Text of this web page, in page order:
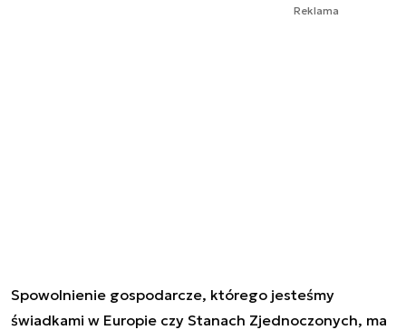
Reklama
Spowolnienie gospodarcze, którego jesteśmy
świadkami w Europie czy Stanach Zjednoczonych, ma